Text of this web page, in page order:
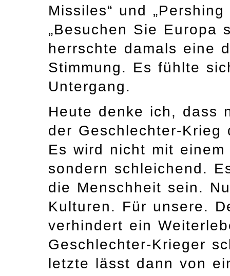
Missiles“ und
„Besuchen Sie Europa
herrschte damals eine
Stimmung. Es fühlte
Untergang.
Heute denke ich, dass
der Geschlechter-Krieg
Es wird nicht mit einem
sondern schleichend.
die Menschheit sein.
Kulturen. Für unsere.
verhindert ein
Geschlechter-Krieger
letzte lässt dann von